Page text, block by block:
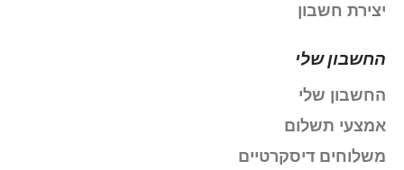
יצירת חשבון
החשבון שלי
החשבון שלי
אמצעי תשלום
משלוחים דיסקרטיים